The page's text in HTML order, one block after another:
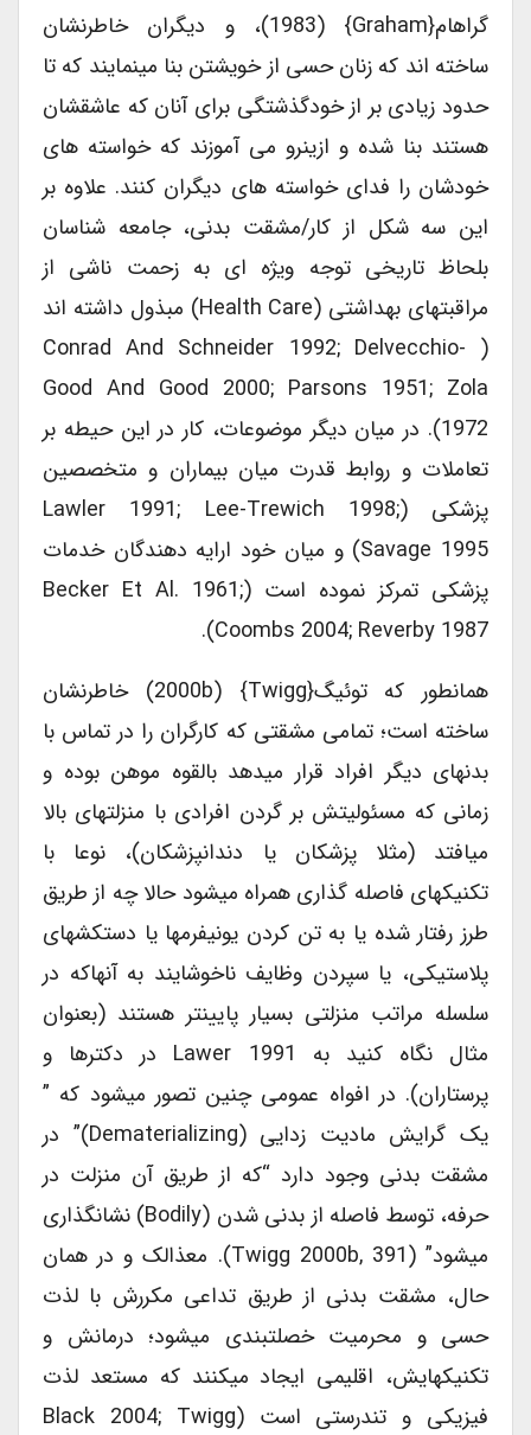
گراهام{Graham} (1983)، و دیگران خاطرنشان
ساخته اند که زنان حسی از خویشتن بنا مینمایند که تا
حدود زیادی بر از خودگذشتگی برای آنان که عاشقشان
هستند بنا شده و ازینرو می آموزند که خواسته های
خودشان را فدای خواسته های دیگران کنند. علاوه بر
این سه شکل از کار/مشقت بدنی، جامعه شناسان
بلحاظ تاریخی توجه ویژه ای به زحمت ناشی از
مراقبتهای بهداشتی (health Care) مبذول داشته اند
( Conrad And Schneider 1992; Delvecchio-
Good And Good 2000; Parsons 1951; Zola
1972). در میان دیگر موضوعات، کار در این حیطه بر
تعاملات و روابط قدرت میان بیماران و متخصصین
پزشکی (Lawler 1991; Lee-Trewich 1998;
Savage 1995) و میان خود ارایه دهندگان خدمات
پزشکی تمرکز نموده است (Becker Et Al. 1961;
Coombs 2004; Reverby 1987).
همانطور که توئیگ{Twigg} (2000b) خاطرنشان
ساخته است؛ تمامی مشقتی که کارگران را در تماس با
بدنهای دیگر افراد قرار میدهد بالقوه موهن بوده و
زمانی که مسئولیتش بر گردن افرادی با منزلتهای بالا
میافتد (مثلا پزشکان یا دندانپزشکان)، نوعا با
تکنیکهای فاصله گذاری همراه میشود حالا چه از طریق
طرز رفتار شده یا به تن کردن یونیفرمها یا دستکشهای
پلاستیکی، یا سپردن وظایف ناخوشایند به آنهاکه در
سلسله مراتب منزلتی بسیار پایینتر هستند (بعنوان
مثال نگاه کنید به Lawer 1991 در دکترها و
پرستاران). در افواه عمومی چنین تصور میشود که ”
یک گرایش مادیت زدایی (dematerializing)” در
مشقت بدنی وجود دارد “که از طریق آن منزلت در
حرفه، توسط فاصله از بدنی شدن (bodily) نشانگذاری
میشود” (Twigg 2000b, 391). معذالک و در همان
حال، مشقت بدنی از طریق تداعی مکررش با لذت
حسی و محرمیت خصلتبندی میشود؛ درمانش و
تکنیکهایش، اقلیمی ایجاد میکنند که مستعد لذت
فیزیکی و تندرستی است (Black 2004; Twigg